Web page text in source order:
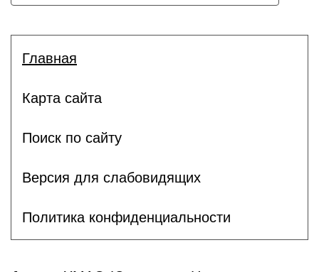
Главная
Карта сайта
Поиск по сайту
Версия для слабовидящих
Политика конфиденциальности